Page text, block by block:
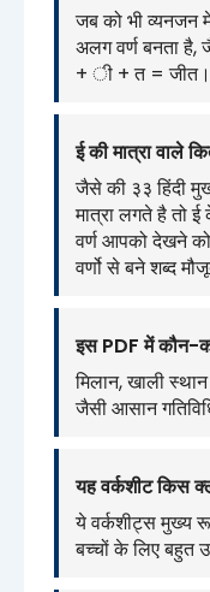
जब को भी व्यनजन
अलग वर्ण बनता है,
+ ी + त = जीत।
ई की मात्रा वाले
जैसे की ३३ हिंदी
मात्रा लगते है तो
वर्ण आपको देखने
वर्णो से बने शब्द
इस PDF में कौन-
मिलान, खाली
जैसी आसान
यह वर्कशीट किस
ये वर्कशीट्स मुख्य
बच्चों के लिए बहुत